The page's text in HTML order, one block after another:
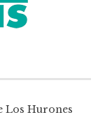
Los Hurones